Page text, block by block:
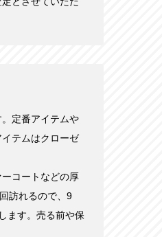
定番アイテムや
テムはクローゼ
コートなどの厚
訪れるので、9
ます。売る前や保